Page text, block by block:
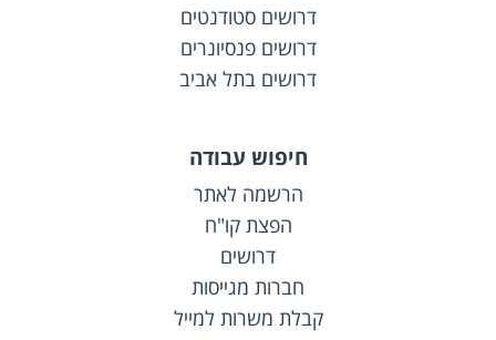
דרושים סטודנטים
דרושים פנסיונרים
דרושים בתל אביב
חיפוש עבודה
הרשמה לאתר
הפצת קו"ח
דרושים
חברות מגייסות
קבלת משרות למייל